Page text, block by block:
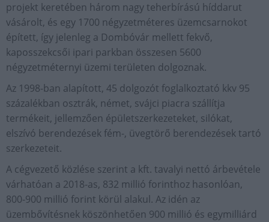
projekt keretében három nagy teherbírású híddarut
vásárolt, és egy 1700 négyzetméteres üzemcsarnokot
épített, így jelenleg a Dombóvár mellett fekvő,
kaposszekcsői ipari parkban összesen 5600
négyzetméternyi üzemi területen dolgoznak.
Az 1998-ban alapított, 45 dolgozót foglalkoztató kkv 95
százalékban osztrák, német, svájci piacra szállítja
termékeit, jellemzően épületszerkezeteket, silókat,
elszívó berendezések fém-, üvegtörő berendezések tartó
szerkezeteit.
A cégvezető közlése szerint a kft. tavalyi nettó árbevétele
várhatóan a 2018-as, 832 millió forinthoz hasonlóan,
800-900 millió forint körül alakul. Az idén az
üzembővítésnek köszönhetően 900 millió és egymilliárd